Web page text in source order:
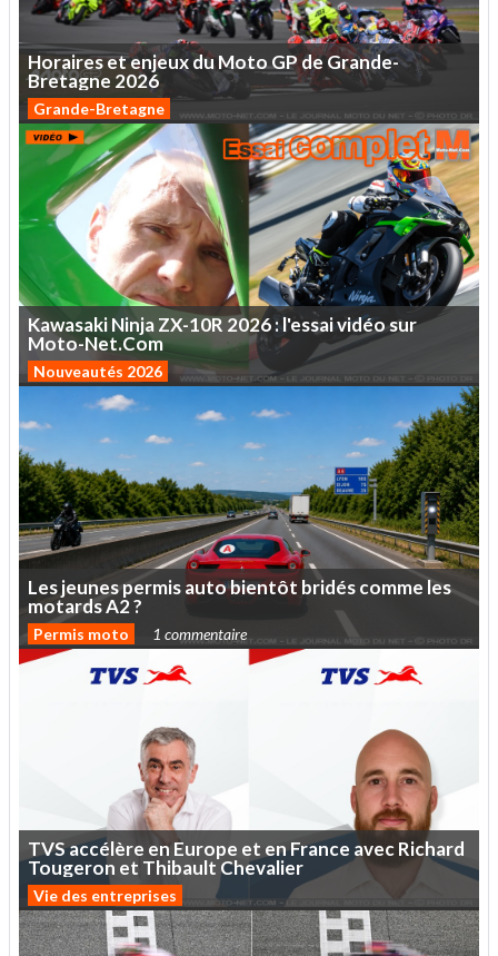
HorairesetenjeuxduMotoGPdeGrande-
Bretagne 2026
Grande-Bretagne
KawasakiNinjaZX-10R2026:l'essaividéosur
Moto-Net.Com
Nouveautés 2026
Lesjeunespermisautobientôt bridéscommeles
motardsA2?
Permis moto 1 commentaire
TVSaccélère enEurope et enFrance avecRichard
Tougeron et Thibault Chevalier
Vie des entreprises